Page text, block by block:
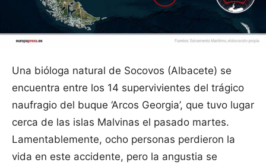
Una bióloga natural de Socovos (Albacete) se
encuentra entre los 14 supervivientes del trágico
naufragio del buque ‘Arcos Georgia’, que tuvo lugar
cerca de las islas Malvinas el pasado martes.
Lamentablemente, ocho personas perdieron la
vida en este accidente, pero la angustia se